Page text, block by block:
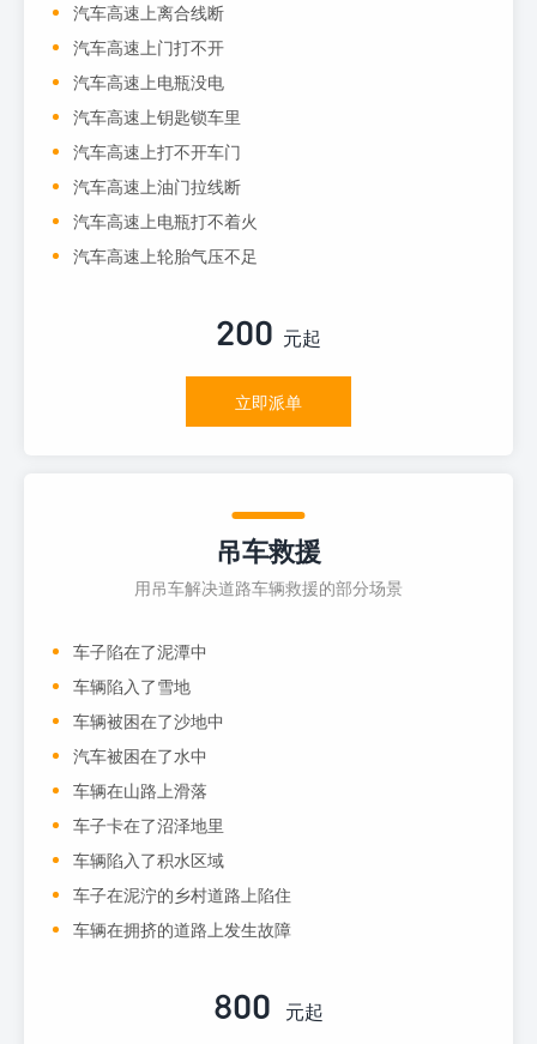
汽车高速上离合线断
汽车高速上门打不开
汽车高速上电瓶没电
汽车高速上钥匙锁车里
汽车高速上打不开车门
汽车高速上油门拉线断
汽车高速上电瓶打不着火
汽车高速上轮胎气压不足
200 元起
立即派单
吊车救援
用吊车解决道路车辆救援的部分场景
车子陷在了泥潭中
车辆陷入了雪地
车辆被困在了沙地中
汽车被困在了水中
车辆在山路上滑落
车子卡在了沼泽地里
车辆陷入了积水区域
车子在泥泞的乡村道路上陷住
车辆在拥挤的道路上发生故障
800 元起